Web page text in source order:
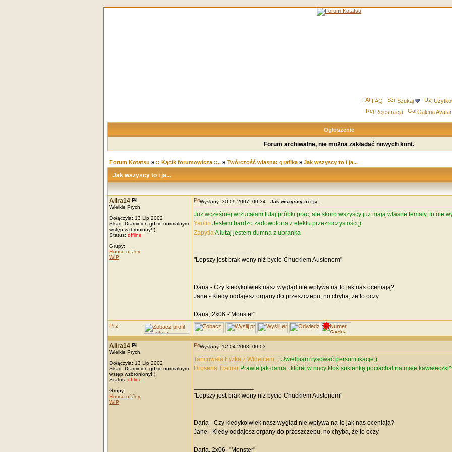
FAQ Szukaj
Rejestracja
Galeria
Ogłoszenie
Forum archiwalne, nie można zakładać nowych kont.
Forum Kotatsu » :: Kącik forumowicza ::..» Twórczość własna: grafika» Jak wszyscy to i ja...
Jak wszyscy to i ja...
Alira14
Wielkie Prych
Dołączyła: 13 Lip 2002
Skąd: Draminion gdzie normalnym
wstęp wzbroniony!;)
Status: offline
Grupy:
House of Joy
WIP
Wysłany: 30-09-2007, 00:34 Jak wszyscy to i ja...
Już wcześniej wrzucałam tutaj próbki prac, ale skoro wszyscy już mają własne tematy, to nie
Yaolin Jestem bardzo zadowolona z efektu przezroczystości;).
ZapytiaA tutaj jestem dumna z ubranka
"Lepszy jest brak weny niż bycie Chuckiem Austenem"
Daria - Czy kiedykolwiek nasz wygląd nie wpływa na to jak nas oceniają?
Jane - Kiedy oddajesz organy do przeszczepu, no chyba, że to oczy
Daria, 2x06 -"Monster"
Alira14
Wielkie Prych
Dołączyła: 13 Lip 2002
Skąd: Draminion gdzie normalnym
wstęp wzbroniony!;)
Status: offline
Grupy:
House of Joy
WIP
Wysłany: 12-04-2008, 00:03
Tańcowała Łyżka z Widelcem...Uwielbiam rysować personifikacje;)
Droseria TratuarPrawie jak dama...której w nocy ktoś sukienkę pociachał na małe
"Lepszy jest brak weny niż bycie Chuckiem Austenem"
Daria - Czy kiedykolwiek nasz wygląd nie wpływa na to jak nas oceniają?
Jane - Kiedy oddajesz organy do przeszczepu, no chyba, że to oczy
Daria, 2x06 -"Monster"